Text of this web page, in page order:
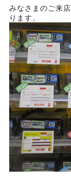
みなさまのご来
ります。